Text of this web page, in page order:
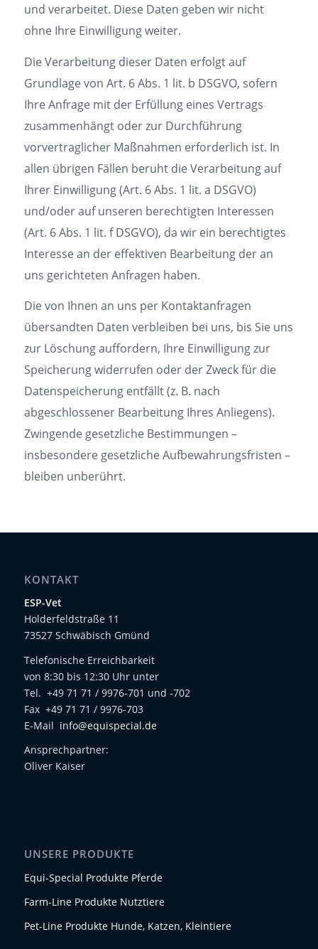
und verarbeitet. Diese Daten geben wir nicht
ohne Ihre Einwilligung weiter.
Die Verarbeitung dieser Daten erfolgt auf
Grundlage von Art. 6 Abs. 1 lit. b DSGVO, sofern
Ihre Anfrage mit der Erfüllung eines Vertrags
zusammenhängt oder zur Durchführung
vorvertraglicher Maßnahmen erforderlich ist. In
allen übrigen Fällen beruht die Verarbeitung auf
Ihrer Einwilligung (Art. 6 Abs. 1 lit. a DSGVO)
und/oder auf unseren berechtigten Interessen
(Art. 6 Abs. 1 lit. f DSGVO), da wir ein berechtigtes
Interesse an der effektiven Bearbeitung der an
uns gerichteten Anfragen haben.
Die von Ihnen an uns per Kontaktanfragen
übersandten Daten verbleiben bei uns, bis Sie uns
zur Löschung auffordern, Ihre Einwilligung zur
Speicherung widerrufen oder der Zweck für die
Datenspeicherung entfällt (z. B. nach
abgeschlossener Bearbeitung Ihres Anliegens).
Zwingende gesetzliche Bestimmungen –
insbesondere gesetzliche Aufbewahrungsfristen –
bleiben unberührt.
KONTAKT
ESP-Vet
Holderfeldstraße 11
73527 Schwäbisch Gmünd
Telefonische Erreichbarkeit
von 8:30 bis 12:30 Uhr unter
Tel. +49 71 71 / 9976-701 und -702
Fax +49 71 71 / 9976-703
E-Mail info@equispecial.de
Ansprechpartner:
Oliver Kaiser
UNSERE PRODUKTE
Equi-Special Produkte Pferde
Farm-Line Produkte Nutztiere
Pet-Line Produkte Hunde, Katzen, Kleintiere